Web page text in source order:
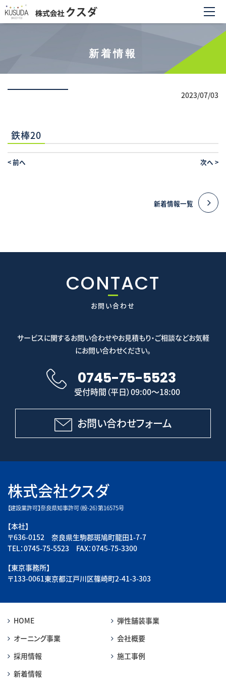
新着情報
2023/07/03
鉄棒20
<前へ 次へ >
新着情報一覧
CONTACT
お問い合わせ
サービスに関するお問い合わせやお見積もり・ご相談などお気軽
にお問い合わせください。
0745-75-5523
受付時間（平日）09:00～18:00
お問い合わせフォーム
株式会社クスダ
【建設業許可】奈良県知事許可（般-26）第16575号
【本社】
〒636-0152 奈良県生駒郡斑鳩町龍田1-7-7
TEL：0745-75-5523 FAX：0745-75-3300
【東京事務所】
〒133-0061東京都江戸川区篠崎町2-41-3-303
HOME
弾性舗装事業
オーニング事業
会社概要
採用情報
施工事例
新着情報